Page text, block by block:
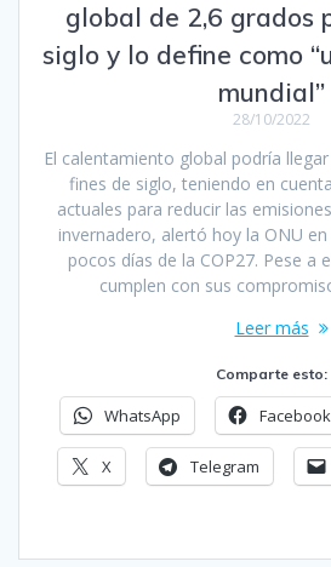
global de 2,6 grados
siglo y lo define como
mundial”
28/10/2022
El calentamiento global podría
fines de siglo, teniendo en
actuales para reducir las
invernadero, alertó hoy la ONU
pocos días de la COP27. Pese a
cumplen con sus
Leer más
Comparte esto:
WhatsApp Facebook
X Telegram